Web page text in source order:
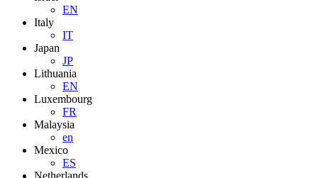
EN
Italy
IT
Japan
JP
Lithuania
EN
Luxembourg
FR
Malaysia
en
Mexico
ES
Netherlands